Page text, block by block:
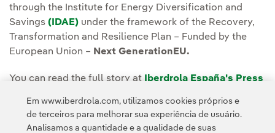
through the Institute for Energy Diversification and
Savings (IDAE) under the framework of the Recovery,
Transformation and Resilience Plan – Funded by the
European Union – Next GenerationEU.
You can read the full story at
Iberdrola España's Press
Em www.iberdrola.com, utilizamos cookies próprios e
de terceiros para melhorar sua experiência de usuário.
Analisamos a quantidade e a qualidade de suas